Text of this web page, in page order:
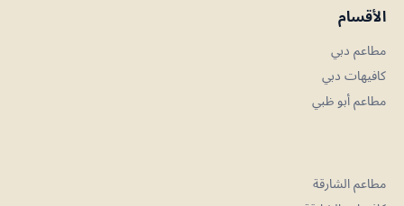
الأقسام
مطاعم دبي
كافيهات دبي
مطاعم أبو ظبي
مطاعم الشارقة